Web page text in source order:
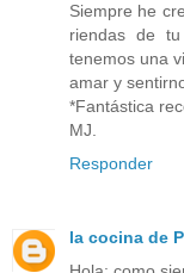
Siempre he
riendas de
tenemos una
amar y
*Fantástica
MJ.
Responder
la cocina de